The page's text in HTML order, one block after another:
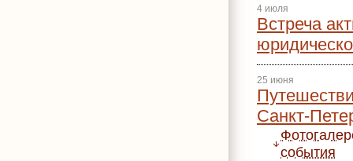
4 июля
Встреча
25 июня
Санкт-
события